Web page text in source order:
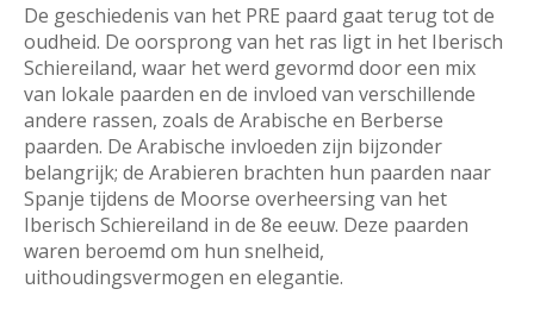
De geschiedenis van het PRE paard gaat terug tot de
oudheid. De oorsprong van het ras ligt in het Iberisch
Schiereiland, waar het werd gevormd door een mix
van lokale paarden en de invloed van verschillende
andere rassen, zoals de Arabische en Berberse
paarden. De Arabische invloeden zijn bijzonder
belangrijk; de Arabieren brachten hun paarden naar
Spanje tijdens de Moorse overheersing van het
Iberisch Schiereiland in de 8e eeuw. Deze paarden
waren beroemd om hun snelheid,
uithoudingsvermogen en elegantie.